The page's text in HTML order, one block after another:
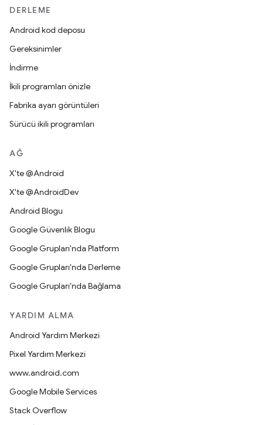
DERLEME
Android kod deposu
Gereksinimler
İndirme
İkili programları önizle
Fabrika ayarı görüntüleri
Sürücü ikili programları
AĞ
X'te @Android
X'te @AndroidDev
Android Blogu
Google Güvenlik Blogu
Google Grupları'nda Platform
Google Grupları'nda Derleme
Google Grupları'nda Bağlama
YARDIM ALMA
Android Yardım Merkezi
Pixel Yardım Merkezi
www.android.com
Google Mobile Services
Stack Overflow